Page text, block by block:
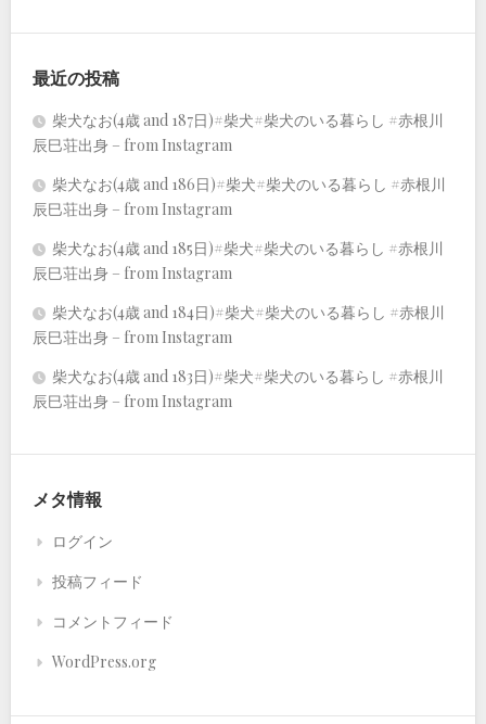
最近の投稿
柴犬なお(4歳 and 187日)#柴犬#柴犬のいる暮らし #赤根川
辰巳荘出身 – from Instagram
柴犬なお(4歳 and 186日)#柴犬#柴犬のいる暮らし #赤根川
辰巳荘出身 – from Instagram
柴犬なお(4歳 and 185日)#柴犬#柴犬のいる暮らし #赤根川
辰巳荘出身 – from Instagram
柴犬なお(4歳 and 184日)#柴犬#柴犬のいる暮らし #赤根川
辰巳荘出身 – from Instagram
柴犬なお(4歳 and 183日)#柴犬#柴犬のいる暮らし #赤根川
辰巳荘出身 – from Instagram
メタ情報
ログイン
投稿フィード
コメントフィード
WordPress.org